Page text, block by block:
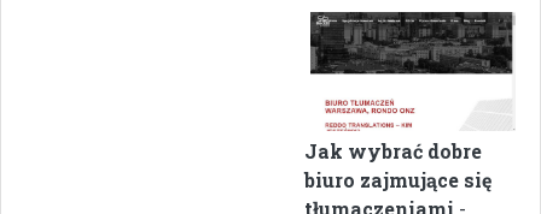
Jak wybrać dobre
biuro zajmujące się
tłumaczeniami -